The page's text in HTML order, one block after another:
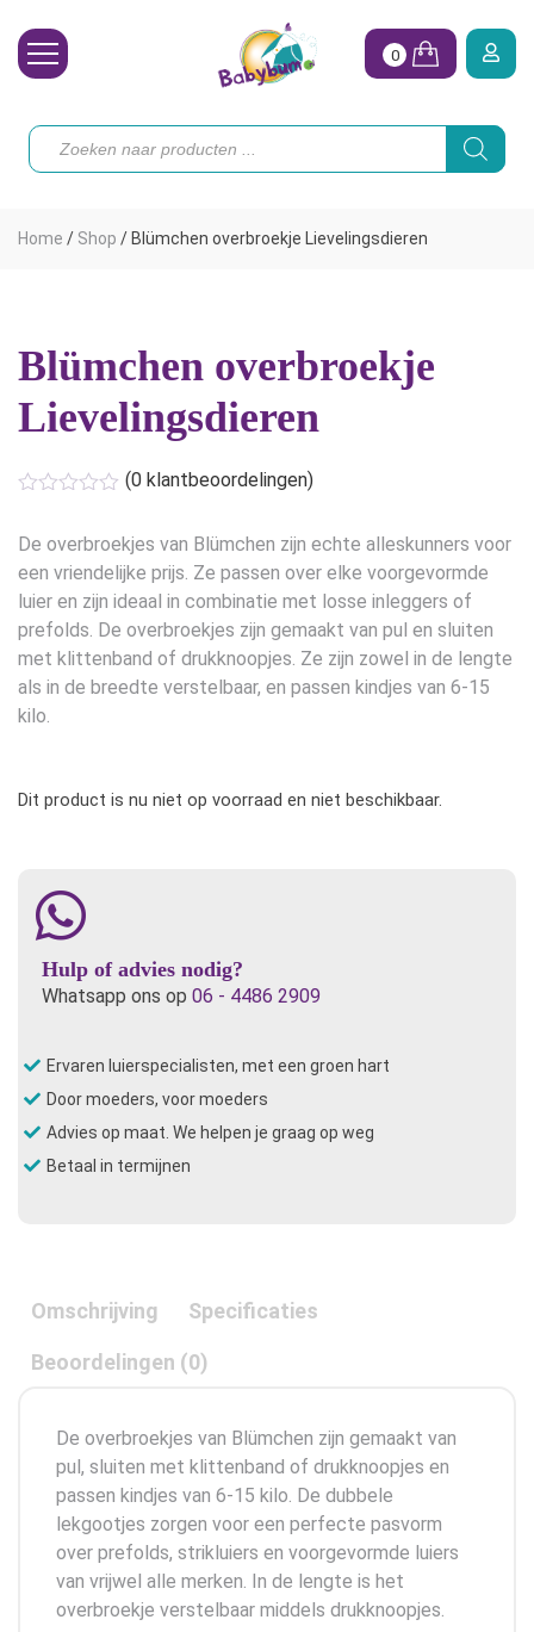
Toebehoren
Onze merken
Hoe begin ik?
0
Producten
zoeken
Home / Shop / Blümchen overbroekje Lievelingsdieren
Blümchen overbroekje
Lievelingsdieren
(0 klantbeoordelingen)
De overbroekjes van Blümchen zijn echte alleskunners voor
een vriendelijke prijs. Ze passen over elke voorgevormde
luier en zijn ideaal in combinatie met losse inleggers of
prefolds. De overbroekjes zijn gemaakt van pul en sluiten
met klittenband of drukknoopjes. Ze zijn zowel in de lengte
als in de breedte verstelbaar, en passen kindjes van 6-15
kilo.
Dit product is nu niet op voorraad en niet beschikbaar.
Hulp of advies nodig?
Whatsapp ons op 06 - 4486 2909
Ervaren luierspecialisten, met een groen hart
Door moeders, voor moeders
Advies op maat. We helpen je graag op weg
Betaal in termijnen
Omschrijving Specificaties
Beoordelingen (0)
De overbroekjes van Blümchen zijn gemaakt van
pul, sluiten met klittenband of drukknoopjes en
passen kindjes van 6-15 kilo. De dubbele
lekgootjes zorgen voor een perfecte pasvorm
over prefolds, strikluiers en voorgevormde luiers
van vrijwel alle merken. In de lengte is het
overbroekje verstelbaar middels drukknoopjes.